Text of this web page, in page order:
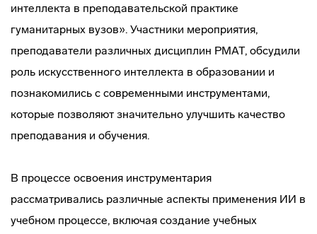
интеллекта в преподавательской практике
гуманитарных вузов». Участники мероприятия,
преподаватели различных дисциплин РМАТ, обсудили
роль искусственного интеллекта в образовании и
познакомились с современными инструментами,
которые позволяют значительно улучшить качество
преподавания и обучения.
В процессе освоения инструментария
рассматривались различные аспекты применения ИИ в
учебном процессе, включая создание учебных